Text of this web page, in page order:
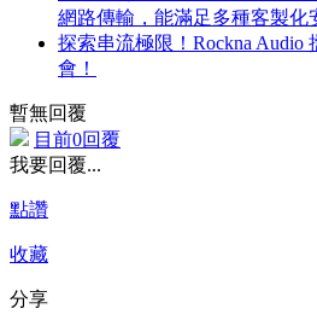
網路傳輸，能滿足多種客製化
探索串流極限！Rockna Audio
會！
暫無回覆
目前0回覆
我要回覆...
點讚
收藏
分享